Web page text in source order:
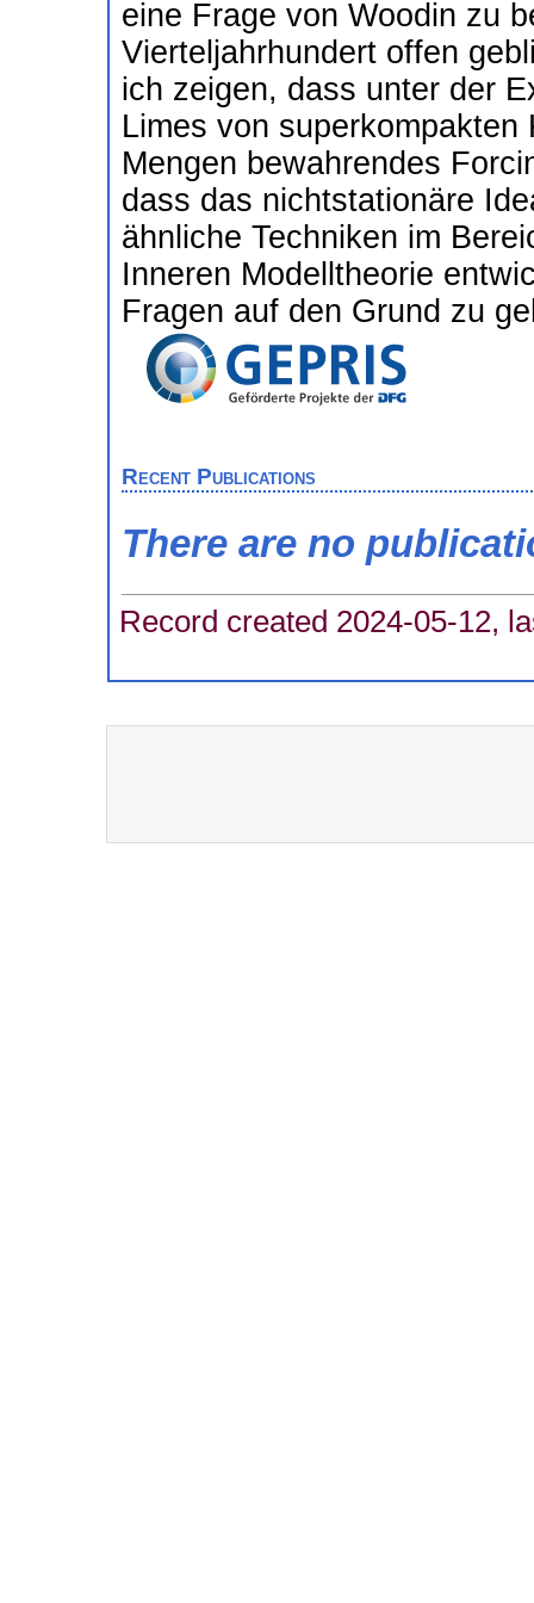
eine Frage von Woodin zu
Vierteljahrhundert offen
ich zeigen, dass unter der
Limes von
Mengen bewahrendes
dass das nichtstationäre
ähnliche Techniken im
Inneren Modelltheorie
Fragen auf den Grund zu
Recent Publications
There are no
Record created 2024-05-12,